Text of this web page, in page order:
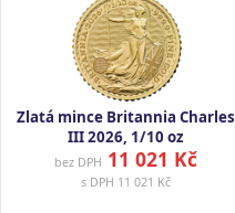
Zlatá mince Britannia Charles
III 2026, 1/10 oz
bez DPH 11 021 Kč
s DPH 11 021 Kč